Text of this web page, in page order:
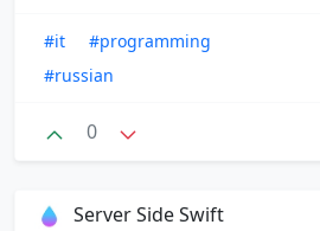
#it
#programming
#russian
0
Server Side Swift